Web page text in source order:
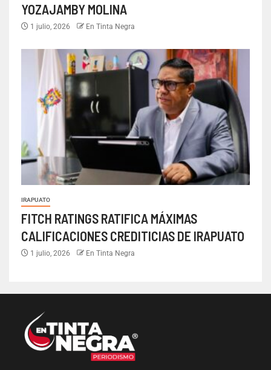
YOZAJAMBY MOLINA
1 julio, 2026 En Tinta Negra
IRAPUATO
FITCH RATINGS RATIFICA MÁXIMAS
CALIFICACIONES CREDITICIAS DE IRAPUATO
1 julio, 2026 En Tinta Negra